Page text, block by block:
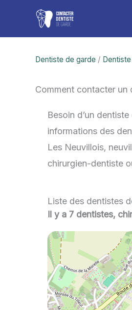
contenu
Dentiste de garde /
Comment contacter un
Besoin d’un
informations des
Les Neuvillois,
chirurgien-dentiste
Liste des dentistes
Il y a 7 dentistes,